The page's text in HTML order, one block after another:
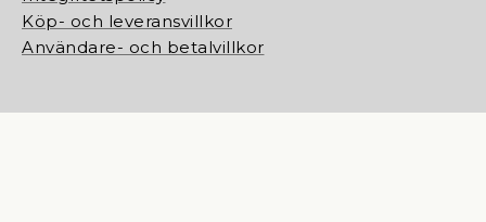
Köp- och leveransvillkor
Användare- och betalvillkor